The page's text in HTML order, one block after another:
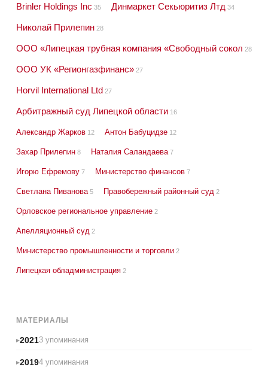
Brinler Holdings Inc 35 Динмаркет Секьюритиз Лтд 34
Николай Прилепин 28
ООО «Липецкая трубная компания «Свободный сокол 28
ООО УК «Регионгазфинанс» 27
Horvil International Ltd 27
Арбитражный суд Липецкой области 16
Александр Жарков 12 Антон Бабуцидзе 12
Захар Прилепин 8 Наталия Саландаева 7
Игорю Ефремову 7 Министерство финансов 7
Светлана Пиванова 5 Правобережный районный суд 2
Орловское региональное управление 2
Апелляционный суд 2
Министерство промышленности и торговли 2
Липецкая обладминистрация 2
МАТЕРИАЛЫ
20213 упоминания
20194 упоминания